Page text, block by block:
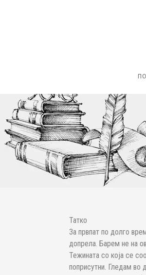
Татко
За првпат по долго
допрела. Барем не на
Тежината со која се
поприсутни. Гледам во